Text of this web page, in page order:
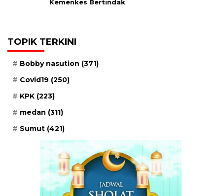
Kemenkes Bertindak
TOPIK TERKINI
Bobby nasution (371)
Covid19 (250)
KPK (223)
medan (311)
Sumut (421)